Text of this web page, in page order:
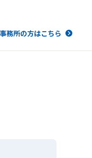
務所の方はこちら